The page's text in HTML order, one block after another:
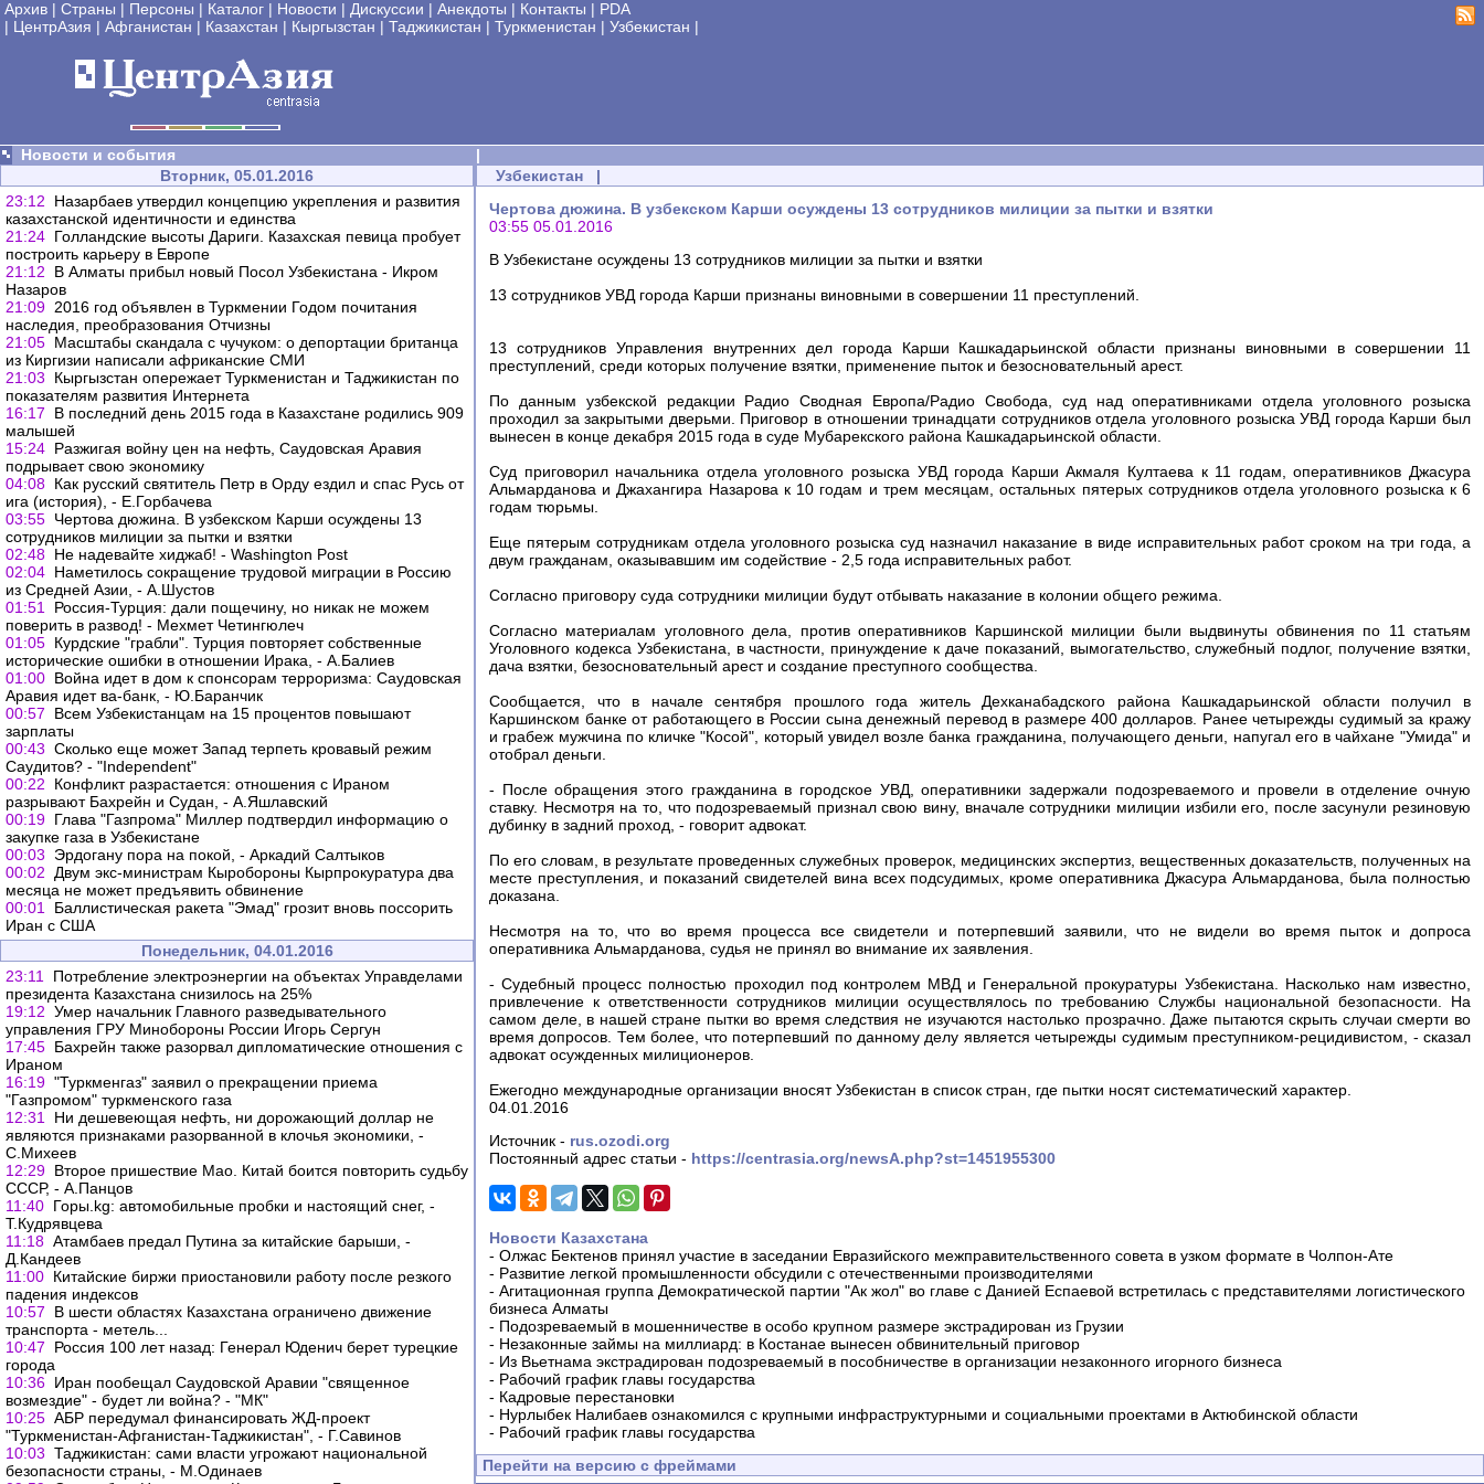
Архив | Страны | Персоны | Каталог | Новости | Дискуссии | Анекдоты | Контакты | PDA
| ЦентрАзия | Афганистан | Казахстан | Кыргызстан | Таджикистан | Туркменистан | Узбекистан |
Новости и события
|
Вторник, 05.01.2016
23:12
Назарбаев утвердил концепцию укрепления и развития
казахстанской идентичности и единства
21:24 Голландские высоты Дариги. Казахская певица пробует
построить карьеру в Европе
21:12
В Алматы прибыл новый Посол Узбекистана - Икром
Назаров
21:09 2016 год объявлен в Туркмении Годом почитания
наследия, преобразования Отчизны
21:05 Масштабы скандала с чучуком: о депортации британца
из Киргизии написали африканские СМИ
21:03
Кыргызстан опережает Туркменистан и Таджикистан по
показателям развития Интернета
16:17
В последний день 2015 года в Казахстане родились 909
малышей
15:24 Разжигая войну цен на нефть, Саудовская Аравия
подрывает свою экономику
04:08 Как русский святитель Петр в Орду ездил и спас Русь от
ига (история), - Е.Горбачева
03:55 Чертова дюжина. В узбекском Карши осуждены 13
сотрудников милиции за пытки и взятки
02:48 Не надевайте хиджаб! - Washington Post
02:04 Наметилось сокращение трудовой миграции в Россию
из Средней Азии, - А.Шустов
01:51
Россия-Турция: дали пощечину, но никак не можем
поверить в развод! - Мехмет Четингюлеч
01:05 Курдские "грабли". Турция повторяет собственные
исторические ошибки в отношении Ирака, - А.Балиев
01:00 Война идет в дом к спонсорам терроризма: Саудовская
Аравия идет ва-банк, - Ю.Баранчик
00:57
Всем Узбекистанцам на 15 процентов повышают
зарплаты
00:43 Сколько еще может Запад терпеть кровавый режим
Саудитов? - "Independent"
00:22
Конфликт разрастается: отношения с Ираном
разрывают Бахрейн и Судан, - А.Яшлавский
00:19 Глава "Газпрома" Миллер подтвердил информацию о
закупке газа в Узбекистане
00:03
Эрдогану пора на покой, - Аркадий Салтыков
00:02
Двум экс-министрам Кыробороны Кырпрокуратура два
месяца не может предъявить обвинение
00:01
Баллистическая ракета "Эмад" грозит вновь поссорить
Иран с США
Понедельник, 04.01.2016
23:11
Потребление электроэнергии на объектах Управделами
президента Казахстана снизилось на 25%
19:12 Умер начальник Главного разведывательного
управления ГРУ Минобороны России Игорь Сергун
17:45 Бахрейн также разорвал дипломатические отношения с
Ираном
16:19 "Туркменгаз" заявил о прекращении приема
"Газпромом" туркменского газа
12:31
Ни дешевеющая нефть, ни дорожающий доллар не
являются признаками разорванной в клочья экономики, -
С.Михеев
12:29 Второе пришествие Мао. Китай боится повторить судьбу
СССР, - А.Панцов
11:40 Горы.kg: автомобильные пробки и настоящий снег, -
Т.Кудрявцева
11:18 Атамбаев предал Путина за китайские барыши, -
Д.Кандеев
11:00 Китайские биржи приостановили работу после резкого
падения индексов
10:57
В шести областях Казахстана ограничено движение
транспорта - метель...
10:47
Россия 100 лет назад: Генерал Юденич берет турецкие
города
10:36 Иран пообещал Саудовской Аравии "священное
возмездие" - будет ли война? - "МК"
10:25 АБР передумал финансировать ЖД-проект
"Туркменистан-Афганистан-Таджикистан", - Г.Савинов
10:03 Таджикистан: сами власти угрожают национальной
безопасности страны, - М.Одинаев
Узбекистан |
Чертова дюжина. В узбекском Карши осуждены 13 сотрудников милиции за пытки и взятки
03:55 05.01.2016
В Узбекистане осуждены 13 сотрудников милиции за пытки и взятки
13 сотрудников УВД города Карши признаны виновными в совершении 11 преступлений.
13 сотрудников Управления внутренних дел города Карши Кашкадарьинской области признаны виновными в совершении 11
преступлений, среди которых получение взятки, применение пыток и безосновательный арест.
По данным узбекской редакции Радио Сводная Европа/Радио Свобода, суд над оперативниками отдела уголовного розыска
проходил за закрытыми дверьми. Приговор в отношении тринадцати сотрудников отдела уголовного розыска УВД города Карши был
вынесен в конце декабря 2015 года в суде Мубарекского района Кашкадарьинской области.
Суд приговорил начальника отдела уголовного розыска УВД города Карши Акмаля Култаева к 11 годам, оперативников Джасура
Альмарданова и Джахангира Назарова к 10 годам и трем месяцам, остальных пятерых сотрудников отдела уголовного розыска к 6
годам тюрьмы.
Еще пятерым сотрудникам отдела уголовного розыска суд назначил наказание в виде исправительных работ сроком на три года, а
двум гражданам, оказывавшим им содействие - 2,5 года исправительных работ.
Согласно приговору суда сотрудники милиции будут отбывать наказание в колонии общего режима.
Согласно материалам уголовного дела, против оперативников Каршинской милиции были выдвинуты обвинения по 11 статьям
Уголовного кодекса Узбекистана, в частности, принуждение к даче показаний, вымогательство, служебный подлог, получение взятки,
дача взятки, безосновательный арест и создание преступного сообщества.
Сообщается, что в начале сентября прошлого года житель Дехканабадского района Кашкадарьинской области получил в
Каршинском банке от работающего в России сына денежный перевод в размере 400 долларов. Ранее четырежды судимый за кражу
и грабеж мужчина по кличке "Косой", который увидел возле банка гражданина, получающего деньги, напугал его в чайхане "Умида" и
отобрал деньги.
- После обращения этого гражданина в городское УВД, оперативники задержали подозреваемого и провели в отделение очную
ставку. Несмотря на то, что подозреваемый признал свою вину, вначале сотрудники милиции избили его, после засунули резиновую
дубинку в задний проход, - говорит адвокат.
По его словам, в результате проведенных служебных проверок, медицинских экспертиз, вещественных доказательств, полученных на
месте преступления, и показаний свидетелей вина всех подсудимых, кроме оперативника Джасура Альмарданова, была полностью
доказана.
Несмотря на то, что во время процесса все свидетели и потерпевший заявили, что не видели во время пыток и допроса
оперативника Альмарданова, судья не принял во внимание их заявления.
- Судебный процесс полностью проходил под контролем МВД и Генеральной прокуратуры Узбекистана. Насколько нам известно,
привлечение к ответственности сотрудников милиции осуществлялось по требованию Службы национальной безопасности. На
самом деле, в нашей стране пытки во время следствия не изучаются настолько прозрачно. Даже пытаются скрыть случаи смерти во
время допросов. Тем более, что потерпевший по данному делу является четырежды судимым преступником-рецидивистом, - сказал
адвокат осужденных милиционеров.
Ежегодно международные организации вносят Узбекистан в список стран, где пытки носят систематический характер.
04.01.2016
Источник - rus.ozodi.org
Постоянный адрес статьи - https://centrasia.org/newsA.php?st=1451955300
Новости Казахстана
- Олжас Бектенов принял участие в заседании Евразийского межправительственного совета в узком формате в Чолпон-Ате
- Развитие легкой промышленности обсудили с отечественными производителями
- Агитационная группа Демократической партии "Ак жол" во главе с Данией Еспаевой встретилась с представителями логистического
бизнеса Алматы
- Подозреваемый в мошенничестве в особо крупном размере экстрадирован из Грузии
- Незаконные займы на миллиард: в Костанае вынесен обвинительный приговор
- Из Вьетнама экстрадирован подозреваемый в пособничестве в организации незаконного игорного бизнеса
- Рабочий график главы государства
- Кадровые перестановки
- Нурлыбек Налибаев ознакомился с крупными инфраструктурными и социальными проектами в Актюбинской области
- Рабочий график главы государства
Перейти на версию с фреймами